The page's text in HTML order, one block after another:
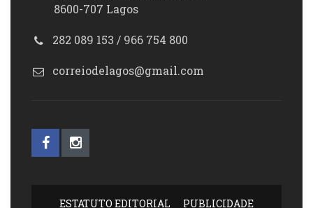
8600-707 Lagos
282 089 153 / 966 754 800
correiodelagos@gmail.com
ESTATUTO EDITORIAL PUBLICIDADE